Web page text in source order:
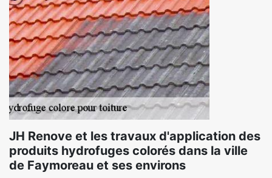
JH Renove et les travaux d'application des
produits hydrofuges colorés dans la ville
de Faymoreau et ses environs